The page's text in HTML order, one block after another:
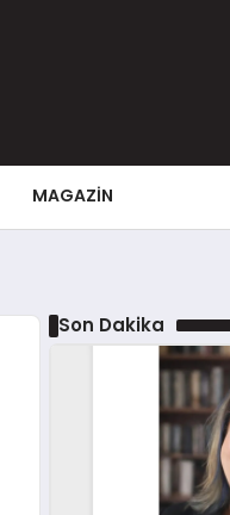
MAGAZIN
Son Dakika